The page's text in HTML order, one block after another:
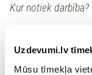
Uzdevumi.lv
Mūsu tīmekļa
Kur notiek darbība?